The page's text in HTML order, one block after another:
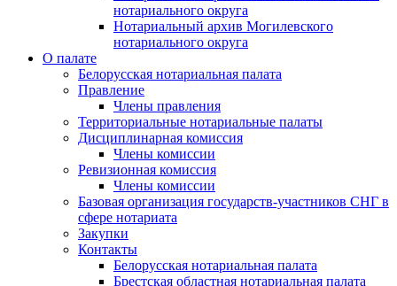
нотариального округа
Нотариальный архив Могилевского
нотариального округа
О палате
Белорусская нотариальная палата
Правление
Члены правления
Территориальные нотариальные палаты
Дисциплинарная комиссия
Члены комиссии
Ревизионная комиссия
Члены комиссии
Базовая организация государств-участников СНГ в
сфере нотариата
Закупки
Контакты
Белорусская нотариальная палата
Брестская областная нотариальная палата